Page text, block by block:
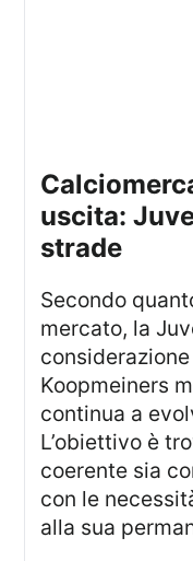
calciomercato e piano di
uscita:
strade
Secondo quanto risulta in ambito di
mercato, la
considerazione
Koopmeiners
continua a
L’obiettivo è
coerente sia
con le
alla sua